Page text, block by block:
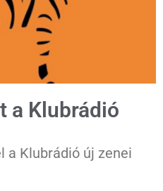
a Klubrádió
a Klubrádió új zenei